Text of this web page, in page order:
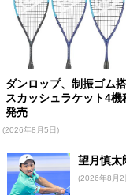
ダンロップ、制振ゴム
スカッシュラケット4機
発売
(2026年8月5日)
望月慎太
(2026年8月2